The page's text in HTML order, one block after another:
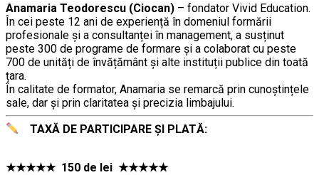
Anamaria Teodorescu (Ciocan) – fondator Vivid Education.
În cei peste 12 ani de experiență în domeniul formării
profesionale și a consultanței în management, a susținut
peste 300 de programe de formare și a colaborat cu peste
700 de unități de învățământ şi alte instituții publice din toată
țara.
În calitate de formator, Anamaria se remarcă prin cunoștințele
sale, dar și prin claritatea și precizia limbajului.
TAXĂ DE PARTICIPARE ȘI PLATĂ:
★★★★★ 150 de lei ★★★★★